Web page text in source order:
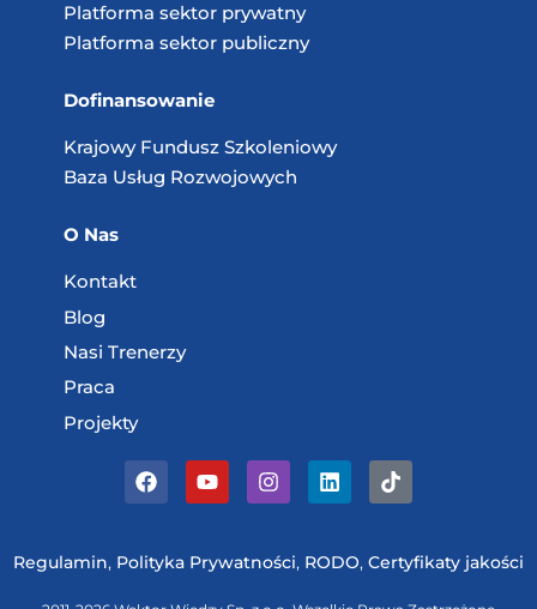
Platforma sektor prywatny
Platforma sektor publiczny
Dofinansowanie
Krajowy Fundusz Szkoleniowy
Baza Usług Rozwojowych
O Nas
Kontakt
Blog
Nasi Trenerzy
Praca
Projekty
Regulamin, Polityka Prywatności, RODO, Certyfikaty jakości